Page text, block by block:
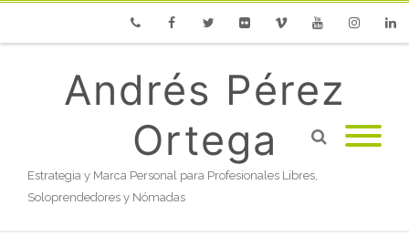
Andrés Pérez
Ortega
Estrategia y Marca Personal para Profesionales Libres,
Soloprendedores y Nómadas